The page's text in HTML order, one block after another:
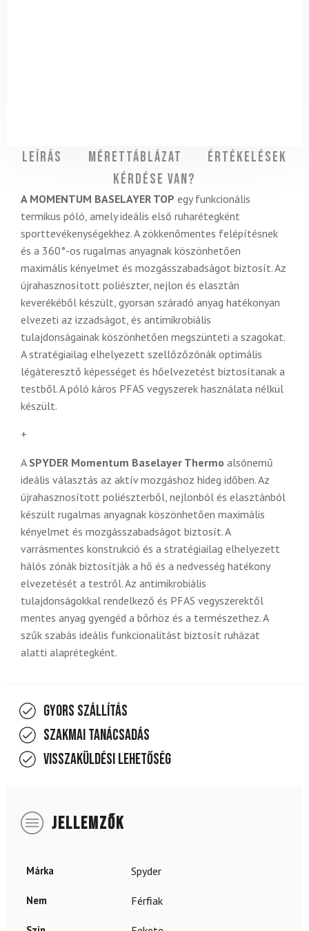
Leírás Mérettáblázat
Értékelések
Kérdése van?
A MOMENTUM BASELAYER TOP egy funkcionális
termikus póló, amely ideális első ruharétegként
sporttevékenységekhez. A zökkenőmentes felépítésnek
és a 360°-os rugalmas anyagnak köszönhetően
maximális kényelmet és mozgásszabadságot biztosít. Az
újrahasznosított poliészter, nejlon és elasztán
keverékéből készült, gyorsan száradó anyag hatékonyan
elvezeti az izzadságot, és antimikrobiális
tulajdonságainak köszönhetően megszünteti a szagokat.
A stratégiailag elhelyezett szellőzőzónák optimális
légáteresztő képességet és hőelvezetést biztosítanak a
testből. A póló káros PFAS vegyszerek használata nélkül
készült.
+
A SPYDER Momentum Baselayer Thermo alsónemű
ideális választás az aktív mozgáshoz hideg időben. Az
újrahasznosított poliészterből, nejlonból és elasztánból
készült rugalmas anyagnak köszönhetően maximális
kényelmet és mozgásszabadságot biztosít. A
varrásmentes konstrukció és a stratégiailag elhelyezett
hálós zónák biztosítják a hő és a nedvesség hatékony
elvezetését a testről. Az antimikrobiális
tulajdonságokkal rendelkező és PFAS vegyszerektől
mentes anyag gyengéd a bőrhöz és a természethez. A
szűk szabás ideális funkcionalitást biztosít ruházat
alatti alaprétegként.
Gyors szállítás
Szakmai tanácsadás
Visszaküldési lehetőség
JELLEMZŐK
Márka Spyder
Nem Férfiak